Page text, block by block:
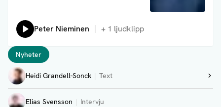
Lyssna på:
Peter Nieminen + 1 ljudklipp
Taggar
Nyheter
Författare
Heidi Grandell-Sonck Text
Visa profil
Elias Svensson Intervju